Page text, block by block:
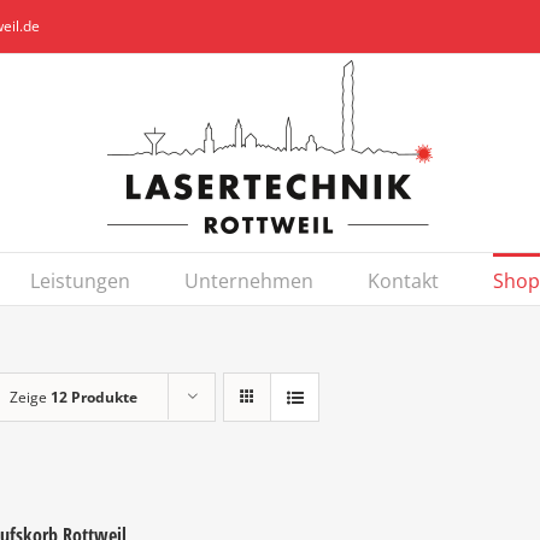
Leistungen Unternehmen Kontakt Shop
Zeige 12 Produkte